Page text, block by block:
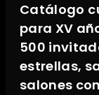
Catálogo
para XV
500
estrellas,
salones